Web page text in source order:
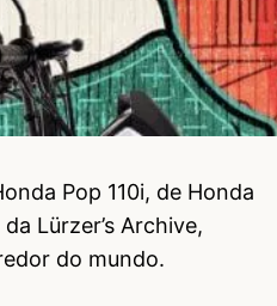
Pop 110i, de Honda
Lürzer’s Archive,
do mundo.